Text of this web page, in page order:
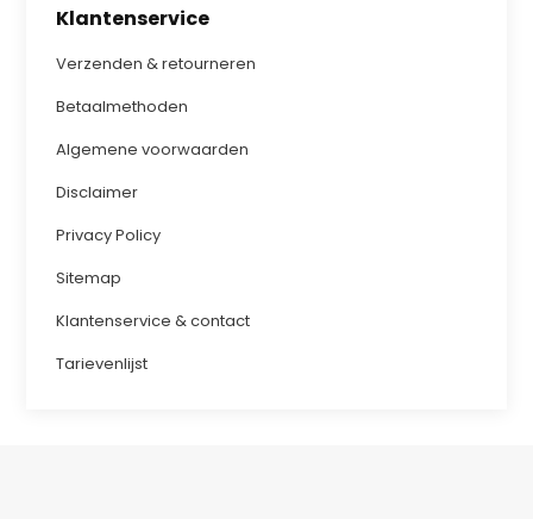
Klantenservice
Verzenden & retourneren
Betaalmethoden
Algemene voorwaarden
Disclaimer
Privacy Policy
Sitemap
Klantenservice & contact
Tarievenlijst